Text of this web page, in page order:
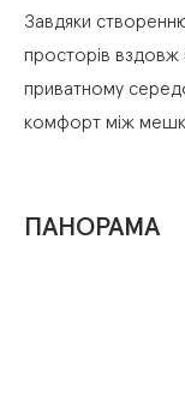
Завдяки
просторів вздовж
приватному
комфорт між
ПАНОРАМА